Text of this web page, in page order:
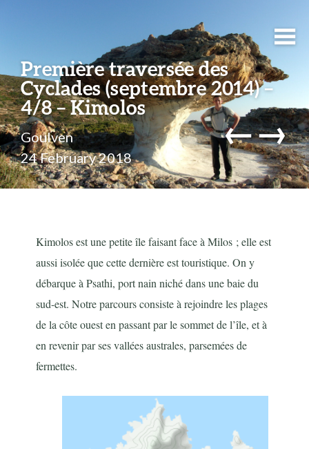
Première traversée des
Cyclades (septembre 2014) –
4/8 – Kimolos
Goulven
24 February 2018
←→
Kimolos est une petite île faisant face à Milos ; elle est
aussi isolée que cette dernière est touristique. On y
débarque à Psathi, port nain niché dans une baie du
sud-est. Notre parcours consiste à rejoindre les plages
de la côte ouest en passant par le sommet de l’île, et à
en revenir par ses vallées australes, parsemées de
fermettes.